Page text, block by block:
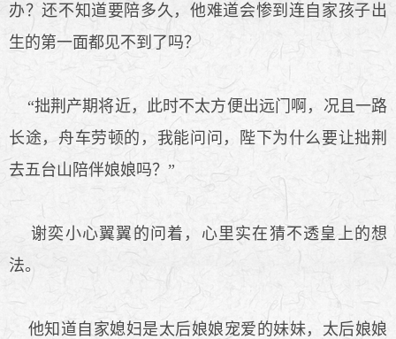
办？还不知道要陪多久，他难道会惨到连自家孩子出
生的第一面都见不到了吗？
“拙荆产期将近，此时不太方便出远门啊，况且一路
长途，舟车劳顿的，我能问问，陛下为什么要让拙荆
去五台山陪伴娘娘吗？”
谢奕小心翼翼的问着，心里实在猜不透皇上的想
法。
他知道自家媳妇是太后娘娘宠爱的妹妹，太后娘娘